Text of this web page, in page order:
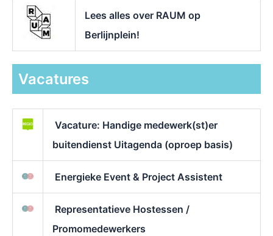
Lees alles over RAUM op
Berlijnplein!
Vacatures
Vacature: Handige medewerk(st)er
buitendienst Uitagenda (oproep basis)
Energieke Event & Project Assistent
Representatieve Hostessen /
Promomedewerkers